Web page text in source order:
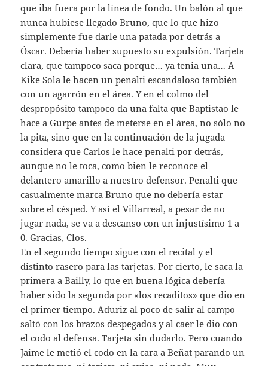
que iba fuera por la línea de fondo. Un balón al que
nunca hubiese llegado Bruno, que lo que hizo
simplemente fue darle una patada por detrás a
Óscar. Debería haber supuesto su expulsión. Tarjeta
clara, que tampoco saca porque… ya tenia una… A
Kike Sola le hacen un penalti escandaloso también
con un agarrón en el área. Y en el colmo del
despropósito tampoco da una falta que Baptistao le
hace a Gurpe antes de meterse en el área, no sólo no
la pita, sino que en la continuación de la jugada
considera que Carlos le hace penalti por detrás,
aunque no le toca, como bien le reconoce el
delantero amarillo a nuestro defensor. Penalti que
casualmente marca Bruno que no debería estar
sobre el césped. Y así el Villarreal, a pesar de no
jugar nada, se va a descanso con un injustísimo 1 a
0. Gracias, Clos.
En el segundo tiempo sigue con el recital y el
distinto rasero para las tarjetas. Por cierto, le saca la
primera a Bailly, lo que en buena lógica debería
haber sido la segunda por «los recaditos» que dio en
el primer tiempo. Aduriz al poco de salir al campo
saltó con los brazos despegados y al caer le dio con
el codo al defensa. Tarjeta sin dudarlo. Pero cuando
Jaime le metió el codo en la cara a Beñat parando un